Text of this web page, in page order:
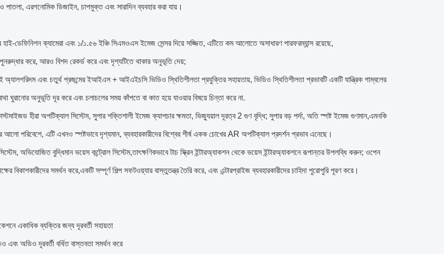
পাতলা, এরগনোমিক ডিজাইন, চাপমুক্ত এবং সারাদিন ব্যবহার করা যায়।
হাই-ডেফিনিশন ক্যামেরা এবং ১/১.৫৬ ইঞ্চি সিএমওএস ইমেজ সেন্সর দিয়ে সজ্জিত, এটিতে কম আলোতে অসাধারণ পারফরম্যান্স রয়েছে,
পুনরুদ্ধার করে, আরও বিশদ রেকর্ড করে এবং দৃশ্যটিতে থাকার অনুভূতি দেয়;
এবং চতুর্থ প্রজন্মের ইআইএস + আইএইচসি ভিডিও স্থিতিশীলতা প্রযুক্তির সহায়তায়, ভিডিও স্থিতিশীলতা প্রভাবটি একটি যান্ত্রিক গাম্বলের
ঘুরানোর অনুভূতি দূর করে এবং চলাচলের সময় কাঁপতে বা কাত হয়ে যাওয়ার বিষয়ে চিন্তা করে না.
হীরা অপটিক্যাল সিস্টেম, সুপার শক্তিশালী ইমেজ ক্যাপচার ক্ষমতা, ভিজ্যুয়াল দূরত্ব 2 গুণ বৃদ্ধি; সুপার বড় পর্দা, অতি স্পষ্ট ইমেজ গুণমান,এমনকি
আলো পরিবেশে, এটি এখনও স্পষ্টভাবে দৃশ্যমান, ব্যবহারকারীদের বিশ্বের শীর্ষ একক চোখের AR অপটিক্যাল প্রদর্শন প্রভাব এনেছে।
অভিযোজিত বুদ্ধিমান ভয়েস কন্ট্রোল সিস্টেম,তাৎক্ষণিকভাবে টাচ স্ক্রিন ইন্টারঅ্যাকশন থেকে ভয়েস ইন্টারঅ্যাকশনে রূপান্তর উপলব্ধি করুন; ওপেন
বিকাশকারীদের সমর্থন করে,একটি সম্পূর্ণ শিল্প সফটওয়্যার বাস্তুতন্ত্র তৈরি করে, এবং এন্টারপ্রাইজ ব্যবহারকারীদের চাহিদা পুরোপুরি পূরণ করে।
একাধিক ব্যক্তির জন্য দূরবর্তী সহায়তা
এবং অডিও দূরবর্তী বর্ধিত বাস্তবতা সমর্থন করে